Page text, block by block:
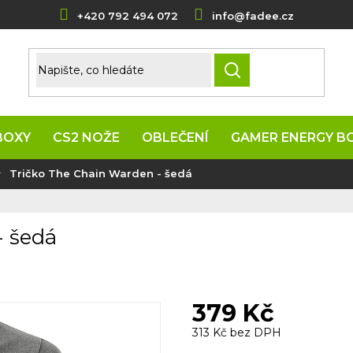
+420 792 494 072 info@fadee.cz
HLEDAT
CS2 NOŽE OBLEČENÍ GAMER ENERGY
Tričko The Chain Warden - šedá
šedá
379 Kč
313 Kč bez DPH